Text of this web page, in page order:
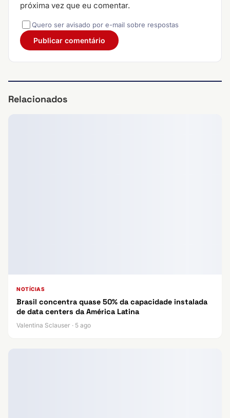
próxima vez que eu comentar.
Quero ser avisado por e-mail sobre respostas
Relacionados
NOTÍCIAS
Brasil concentra quase 50% da capacidade instalada
de data centers da América Latina
Valentina Sclauser · 5 ago